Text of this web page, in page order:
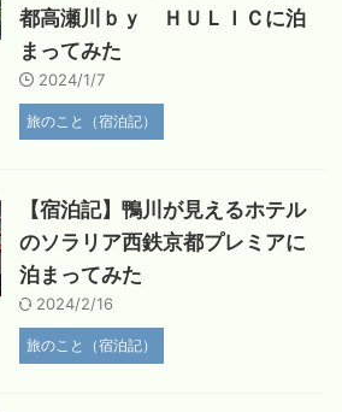
都高瀬川ｂｙ ＨＵＬＩＣに泊
まってみた
2024/1/7
旅のこと（宿泊記）
【宿泊記】鴨川が見えるホテル
のソラリア西鉄京都プレミアに
泊まってみた
2024/2/16
旅のこと（宿泊記）